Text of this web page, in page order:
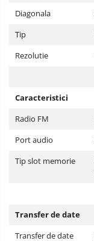
Diagonala
Tip
Rezolutie
Caracteristici
Radio FM
Port audio
Tip slot memorie
Transfer de date
Transfer de date